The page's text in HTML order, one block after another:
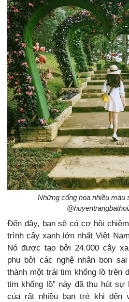
Những cổng hoa nhiều màu
Đến đây, bạn sẽ có cơ hội
trình cây xanh lớn nhất Việt
Nó được tạo bởi 24.000 cây
phu bởi các nghệ nhân bon
thành một trái tim khổng lồ trên
tim khổng lồ” này đã thu hút sự
của rất nhiều bạn trẻ khi đến